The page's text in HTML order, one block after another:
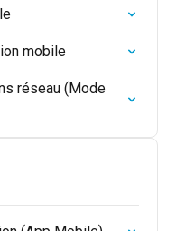
mobile
réseau (Mode